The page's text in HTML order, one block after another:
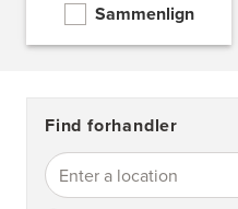
Sammenlign
Find forhandler